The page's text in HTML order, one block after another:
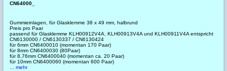
CN64000_
Gummieinlagen, für Glasklemme 38 x 49 mm, halbrund
Preis pro Paar
passend für Glasklemme KLH00912V4A, KLH00913V4A und KLH00911V4A entspricht
CN6130000 / CN6130337 / CN6130424
für 6mm CN6400010 (momentan 170 Paar)
für 8mm CN6400030 (80Paar)
für 8,76mm CN6400040 (momentan ca. 20 Paar)
für 10mm CN6400060 (momentan 600 Paar)
... mehr